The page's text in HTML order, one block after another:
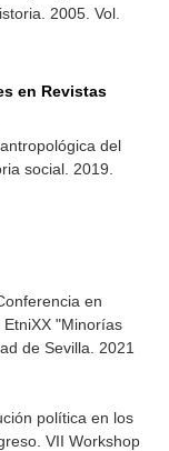
. 2005. Vol.
en Revistas
del
social. 2019.
en
"Minorías
de Sevilla. 2021
política en los
VII Workshop